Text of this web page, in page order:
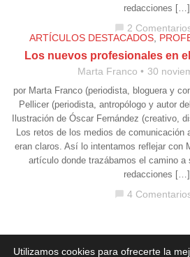
redacciones […]
chat_bubble 2
ARTÍCULOS DESTACADOS,
Los nuevos profesionales en
Marta Franco 30
por Marta Franco (periodista, bloguera y
Pellicer (periodista, antropólogo y autor
Ilustración de Óscar Fernández (creativo,
Los retos de los medios de comunicación
eran claros. Así lo intentamos reflejar con
artículo donde trazábamos el camino a
redacciones […]
chat_bubble 4
Aviso legal·Política de Privacidad
Utilizamos cookies para ofrecerte la